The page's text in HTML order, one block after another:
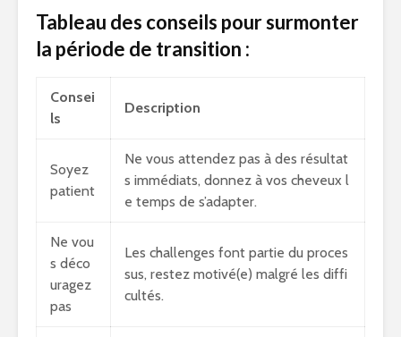
Tableau des conseils pour surmonter
la période de transition :
Consei
ls
Description
Soyez
patient
Ne vous attendez pas à des résultat
s immédiats, donnez à vos cheveux l
e temps de s’adapter.
Ne vou
s déco
uragez
pas
Les challenges font partie du proces
sus, restez motivé(e) malgré les diffi
cultés.